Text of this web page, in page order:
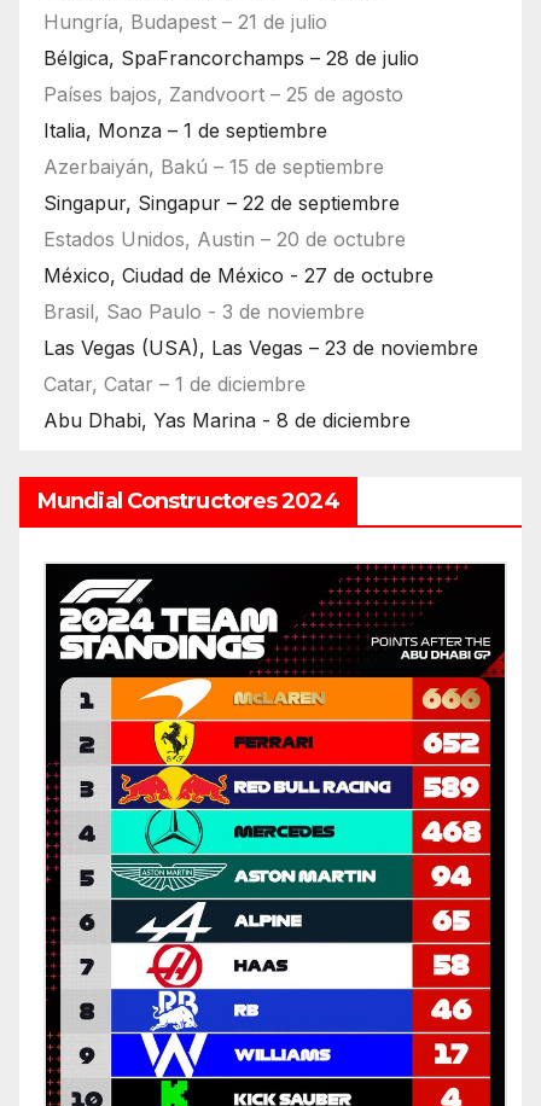
Hungría, Budapest – 21 de julio
Bélgica, SpaFrancorchamps – 28 de julio
Países bajos, Zandvoort – 25 de agosto
Italia, Monza – 1 de septiembre
Azerbaiyán, Bakú – 15 de septiembre
Singapur, Singapur – 22 de septiembre
Estados Unidos, Austin – 20 de octubre
México, Ciudad de México - 27 de octubre
Brasil, Sao Paulo - 3 de noviembre
Las Vegas (USA), Las Vegas – 23 de noviembre
Catar, Catar – 1 de diciembre
Abu Dhabi, Yas Marina - 8 de diciembre
Mundial Constructores 2024